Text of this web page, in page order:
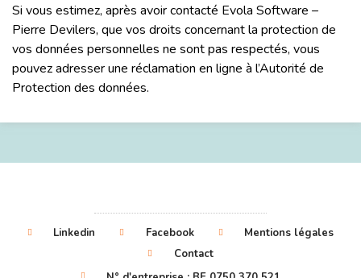
Si vous estimez, après avoir contacté Evola Software –
Pierre Devilers, que vos droits concernant la protection de
vos données personnelles ne sont pas respectés, vous
pouvez adresser une réclamation en ligne à l’Autorité de
Protection des données.
Linkedin Facebook
Mentions légales
Contact